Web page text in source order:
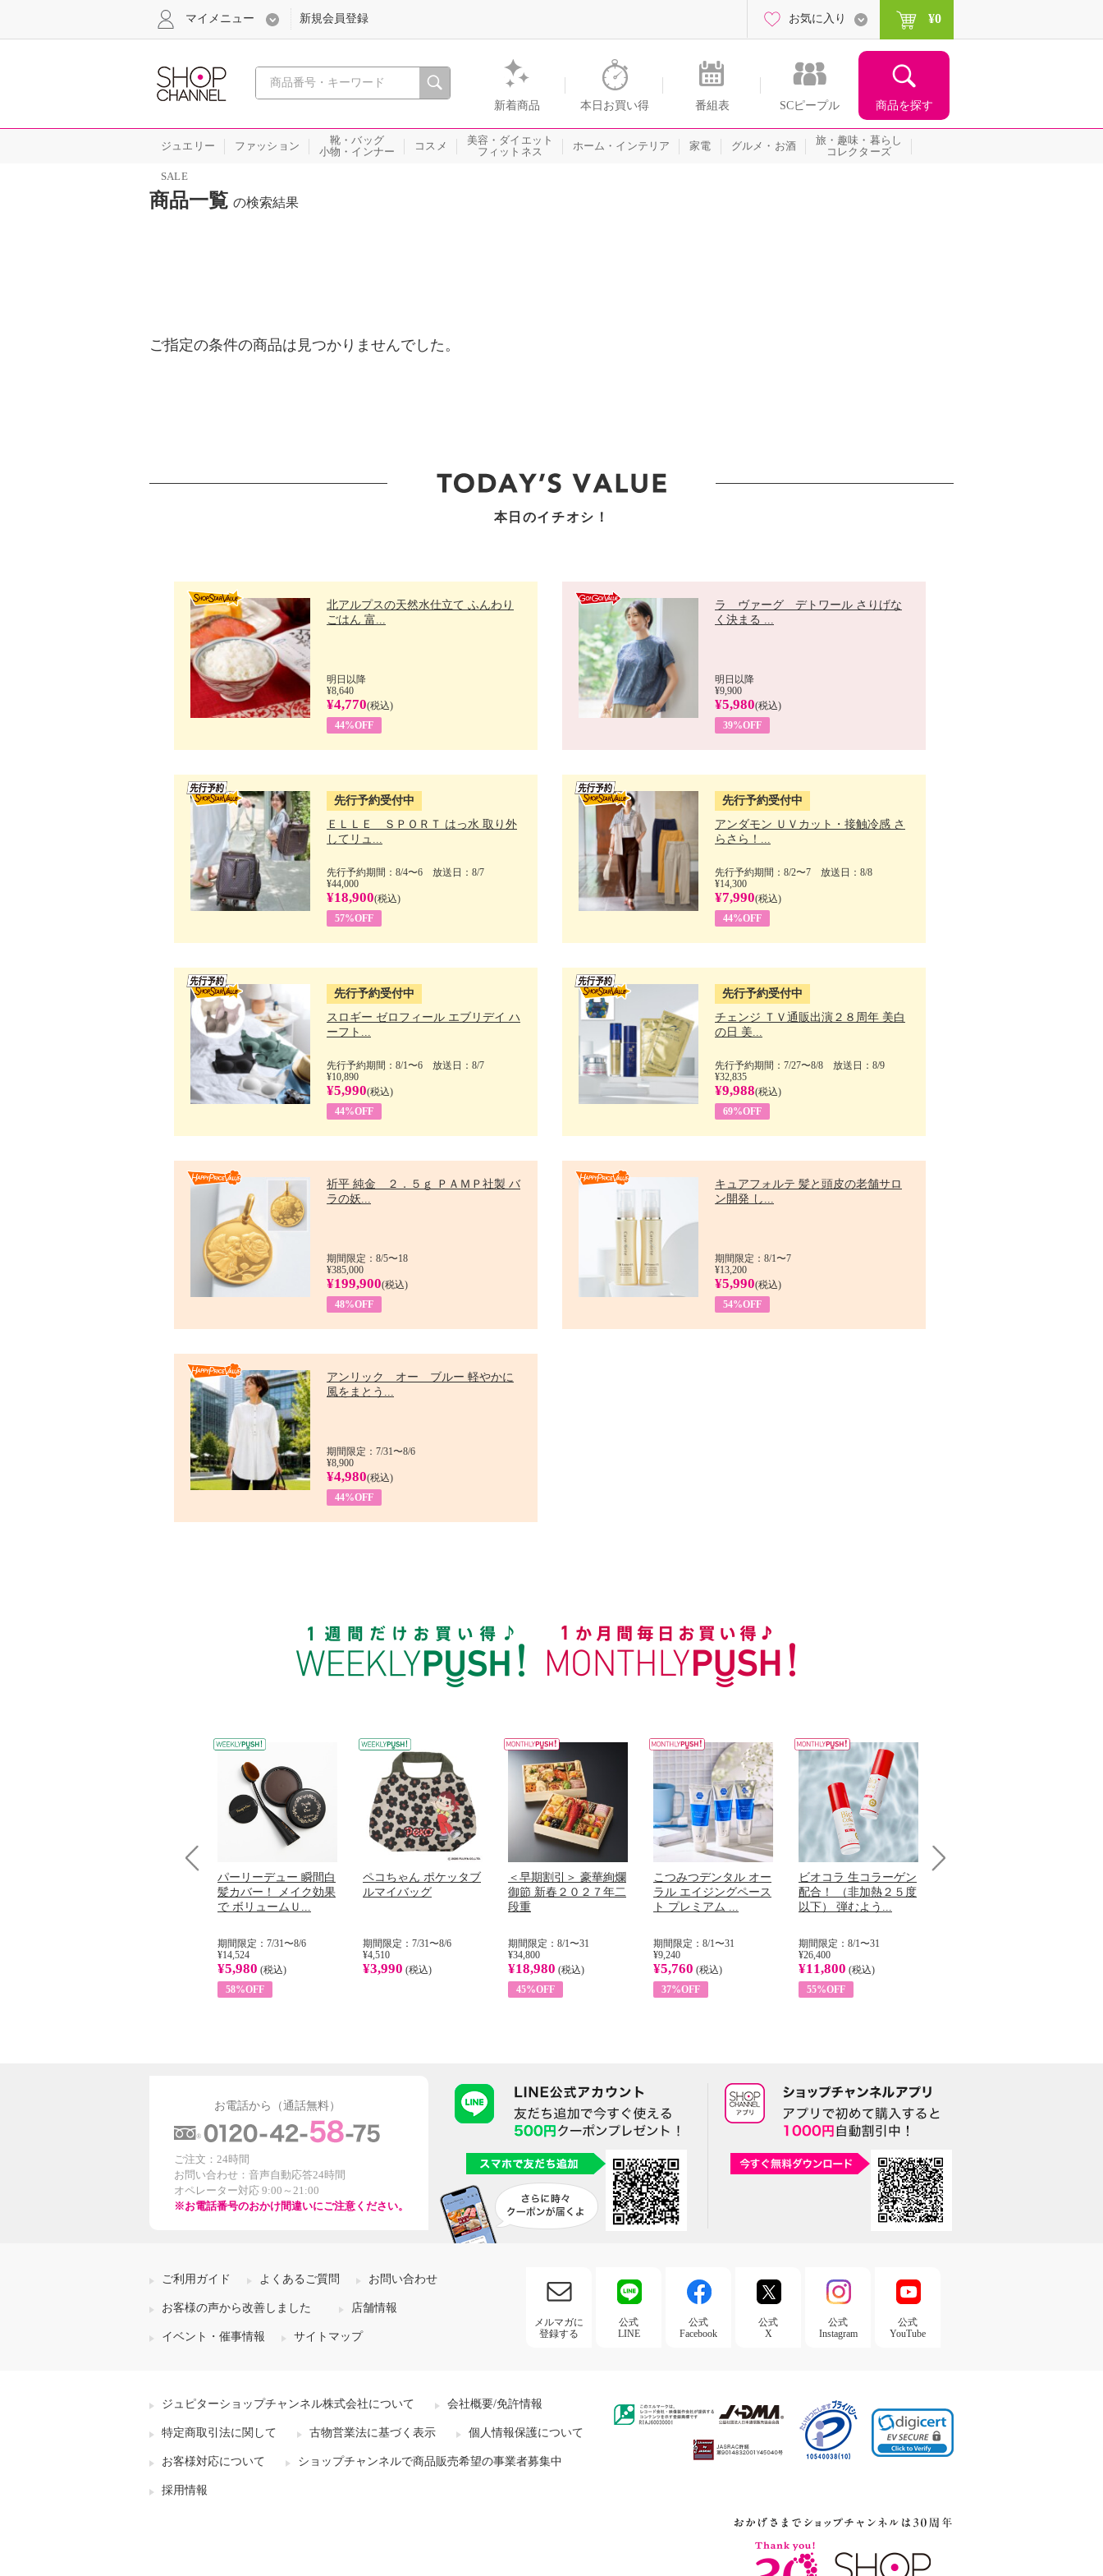
心おどる、瞬間を。通販・テレビショッピングのショップチャンネル
新着商品 本日お買い得 番組表 SCピープル 商品を探す
マイメニュー 新規会員登録 お気に入り ¥0
ジュエリー ファッション
靴・バッグ
小物・インナー
コスメ
美容・ダイエット
フィットネス
ホーム・インテリア 家電 グルメ・お酒
旅・趣味・暮らし
コレクターズ
SALE
商品一覧 の検索結果
ご指定の条件の商品は見つかりませんでした。
本日のイチオシ！
北アルプスの天然水仕立て ふんわり
ごはん 富...
明日以降
¥8,640
¥4,770(税込)
44%OFF
ラ ヴァーグ デトワール さりげな
く決まる ...
明日以降
¥9,900
¥5,980(税込)
39%OFF
先行予約受付中
ＥＬＬＥ ＳＰＯＲＴ はっ水 取り外
してリュ...
先行予約期間：8/4〜6 放送日：8/7
¥44,000
¥18,900(税込)
57%OFF
先行予約受付中
アンダモン ＵＶカット・接触冷感 さ
らさら！...
先行予約期間：8/2〜7 放送日：8/8
¥14,300
¥7,990(税込)
44%OFF
先行予約受付中
スロギー ゼロフィール エブリデイ ハ
ーフト...
先行予約期間：8/1〜6 放送日：8/7
¥10,890
¥5,990(税込)
44%OFF
先行予約受付中
チェンジ ＴＶ通販出演２８周年 美白
の日 美...
先行予約期間：7/27〜8/8 放送日：8/9
¥32,835
¥9,988(税込)
69%OFF
祈平 純金 ２．５ｇ ＰＡＭＰ社製 バ
ラの妖...
期間限定：8/5〜18
¥385,000
¥199,900(税込)
48%OFF
キュアフォルテ 髪と頭皮の老舗サロ
ン開発 し...
期間限定：8/1〜7
¥13,200
¥5,990(税込)
54%OFF
アンリック オー ブルー 軽やかに
風をまとう...
期間限定：7/31〜8/6
¥8,900
¥4,980(税込)
44%OFF
パーリーデュー 瞬間白
髪カバー！ メイク効果
で ボリュームＵ...
期間限定：7/31〜8/6
¥14,524
¥5,980 (税込)
58%OFF
ペコちゃん ポケッタブ
ルマイバッグ
期間限定：7/31〜8/6
¥4,510
¥3,990 (税込)
＜早期割引＞ 豪華絢爛
御節 新春２０２７年二
段重
期間限定：8/1〜31
¥34,800
¥18,980 (税込)
45%OFF
こつみつデンタル オー
ラル エイジングペース
ト プレミアム ...
期間限定：8/1〜31
¥9,240
¥5,760 (税込)
37%OFF
ビオコラ 生コラーゲン
配合！ （非加熱２５度
以下） 弾むよう...
期間限定：8/1〜31
¥26,400
¥11,800 (税込)
55%OFF
お電話から（通話無料）
ご注文：24時間
お問い合わせ：音声自動応答24時間
オペレーター対応 9:00～21:00
※お電話番号のおかけ間違いにご注意ください。
ご利用ガイド よくあるご質問 お問い合わせ
お客様の声から改善しました 店舗情報
イベント・催事情報 サイトマップ
メルマガに
登録する
公式
LINE
公式
Facebook
公式
X
公式
Instagram
公式
YouTube
ジュピターショップチャンネル株式会社について 会社概要/免許情報
特定商取引法に関して 古物営業法に基づく表示 個人情報保護について
お客様対応について ショップチャンネルで商品販売希望の事業者募集中
採用情報